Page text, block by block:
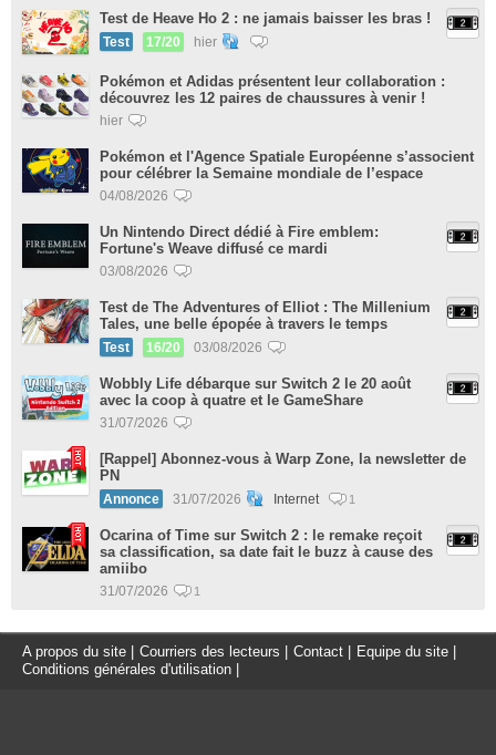
Test de Heave Ho 2 : ne jamais baisser les bras !
Test 17/20 hier
Pokémon et Adidas présentent leur collaboration :
découvrez les 12 paires de chaussures à venir !
hier
Pokémon et l'Agence Spatiale Européenne s’associent
pour célébrer la Semaine mondiale de l’espace
04/08/2026
Un Nintendo Direct dédié à Fire emblem:
Fortune's Weave diffusé ce mardi
03/08/2026
Test de The Adventures of Elliot : The Millenium
Tales, une belle épopée à travers le temps
Test 16/20 03/08/2026
Wobbly Life débarque sur Switch 2 le 20 août
avec la coop à quatre et le GameShare
31/07/2026
[Rappel] Abonnez-vous à Warp Zone, la newsletter de
PN
Annonce 31/07/2026 Internet 1
Ocarina of Time sur Switch 2 : le remake reçoit
sa classification, sa date fait le buzz à cause des
amiibo
31/07/2026 1
A propos du site Courriers des lecteurs Contact Equipe du site
Conditions générales d'utilisation